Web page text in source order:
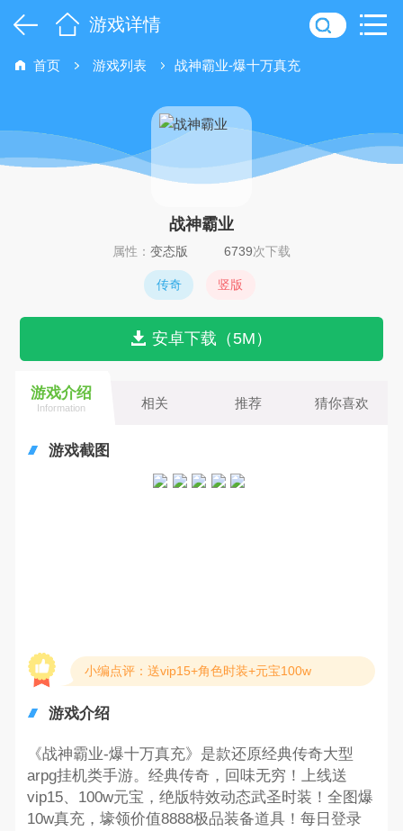
游戏详情
首页 游戏列表 战神霸业-爆十万真充
战神霸业
属性： 变态版 6739次下载
传奇 竖版
安卓下载（5M）
游戏介绍
Information 相关 推荐 猜你喜欢
游戏截图
小编点评：送vip15+角色时装+元宝100w
游戏介绍
《战神霸业-爆十万真充》是款还原经典传奇大型
arpg挂机类手游。经典传奇，回味无穷！上线送
vip15、100w元宝，绝版特效动态武圣时装！全图爆
10w真充，壕领价值8888极品装备道具！每日登录